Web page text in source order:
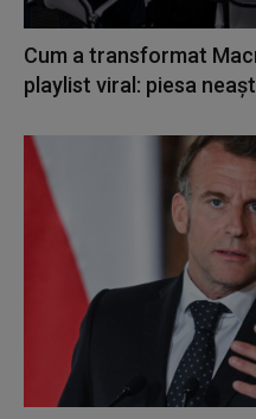
Cum a transformat
playlist viral: piesa